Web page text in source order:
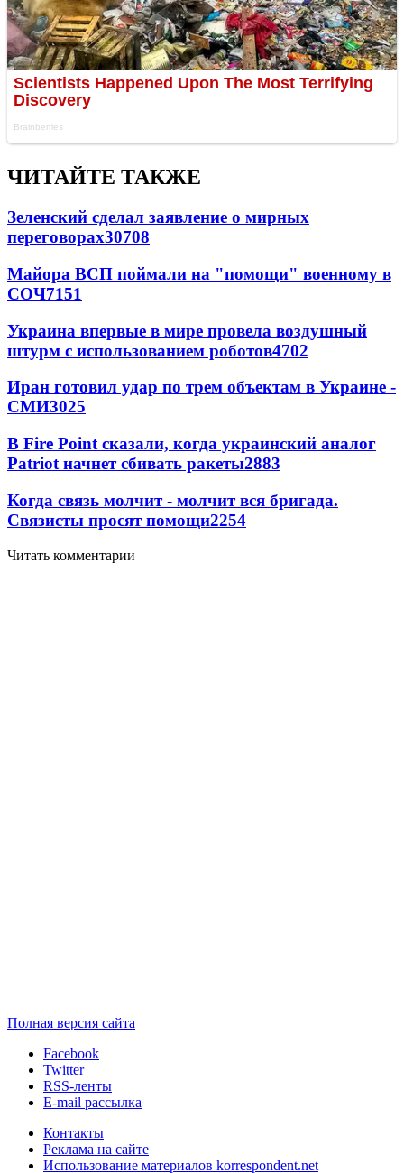
ЧИТАЙТЕ ТАКЖЕ
Зеленский сделал заявление о мирных
переговорах30708
Майора ВСП поймали на "помощи" военному в
СОЧ7151
Украина впервые в мире провела воздушный
штурм с использованием роботов4702
Иран готовил удар по трем объектам в Украине -
СМИ3025
В Fire Point сказали, когда украинский аналог
Patriot начнет сбивать ракеты2883
Когда связь молчит - молчит вся бригада.
Связисты просят помощи2254
Читать комментарии
Полная версия сайта
Facebook
Twitter
RSS-ленты
E-mail рассылка
Контакты
Реклама на сайте
Использование материалов korrespondent.net